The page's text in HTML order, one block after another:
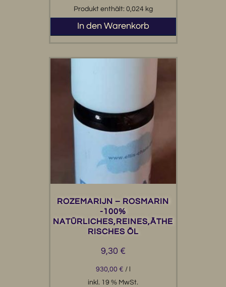
Produkt enthält: 0,024 kg
In den Warenkorb
ROZEMARIJN – ROSMARIN
-100%
NATÜRLICHES,REINES,ÄTHE
RISCHES ÖL
9,30 €
930,00 € /
inkl. 19 % MwSt.